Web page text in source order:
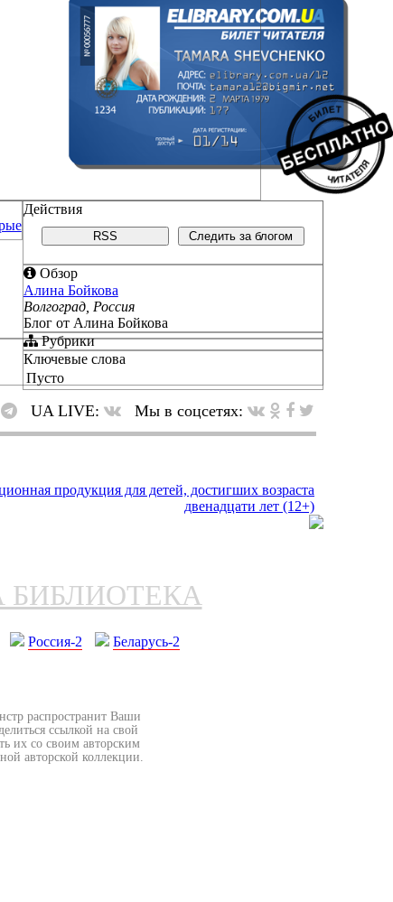
Действия
RSS Следить за блогом
Обзор
Алина Бойкова
Волгоград, Россия
Блог от Алина Бойкова
Рубрики
Ключевые слова
Пусто
UA LIVE: Мы в соцсетях:
Россия-2
Беларусь-2
распространит Ваши
ссылкой на свой
их со своим авторским
авторской коллекции.